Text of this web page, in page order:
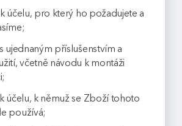
účelu, pro který ho požadujete a
ujednaným příslušenstvím a
včetně návodu k montáži
účelu, k němuž se Zboží tohoto
používá;